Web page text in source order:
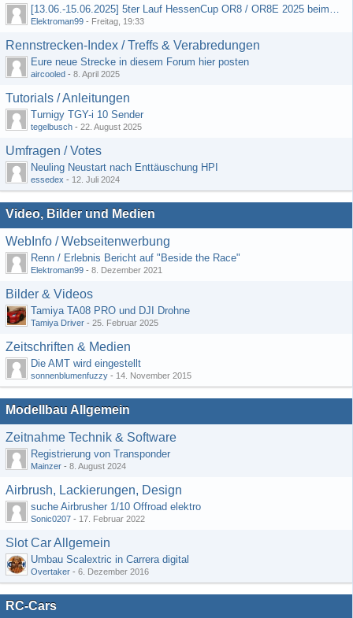
[13.06.-15.06.2025] 5ter Lauf HessenCup OR8 / OR8E 2025 beim MSC Ober-Mörlen e.V.
Elektroman99 - Freitag, 19:33
Rennstrecken-Index / Treffs & Verabredungen
Eure neue Strecke in diesem Forum hier posten
aircooled - 8. April 2025
Tutorials / Anleitungen
Turnigy TGY-i 10 Sender
tegelbusch - 22. August 2025
Umfragen / Votes
Neuling Neustart nach Enttäuschung HPI
essedex - 12. Juli 2024
Video, Bilder und Medien
WebInfo / Webseitenwerbung
Renn / Erlebnis Bericht auf "Beside the Race"
Elektroman99 - 8. Dezember 2021
Bilder & Videos
Tamiya TA08 PRO und DJI Drohne
Tamiya Driver - 25. Februar 2025
Zeitschriften & Medien
Die AMT wird eingestellt
sonnenblumenfuzzy - 14. November 2015
Modellbau Allgemein
Zeitnahme Technik & Software
Registrierung von Transponder
Mainzer - 8. August 2024
Airbrush, Lackierungen, Design
suche Airbrusher 1/10 Offroad elektro
Sonic0207 - 17. Februar 2022
Slot Car Allgemein
Umbau Scalextric in Carrera digital
Overtaker - 6. Dezember 2016
RC-Cars